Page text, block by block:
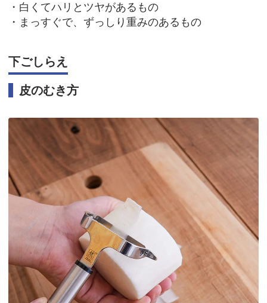
・白くてハリとツヤがあるもの
・まっすぐで、ずっしり重みのあるもの
下ごしらえ
皮のむき方